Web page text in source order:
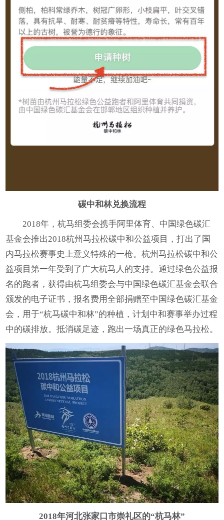
碳中和林兑换流程
2018年，杭马组委会携手阿里体育、中国绿色碳汇
基金会推出2018杭州马拉松碳中和公益项目，打出了国
内马拉松赛事史上意义特殊的一枪。杭州马拉松碳中和公
益项目第一年受到了广大杭马人的支持。通过绿色公益报
名的跑者，获得由杭马组委会与中国绿色碳汇基金会联合
颁发的电子证书，报名费用全部捐赠至中国绿色碳汇基金
会，用于“杭马碳中和林”的种植，计划中和赛事举办过程
中的碳排放。抵消碳足迹，跑出一场真正的绿色马拉松。
2018年河北张家口市崇礼区的“杭马林”